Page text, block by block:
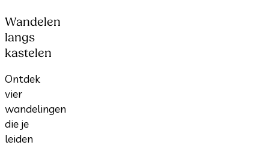
Wandelen
langs
kastelen
Ontdek
vier
wandelingen
die je
leiden